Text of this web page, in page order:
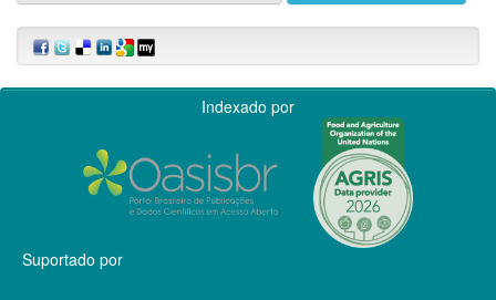
Indexado por
Suportado por